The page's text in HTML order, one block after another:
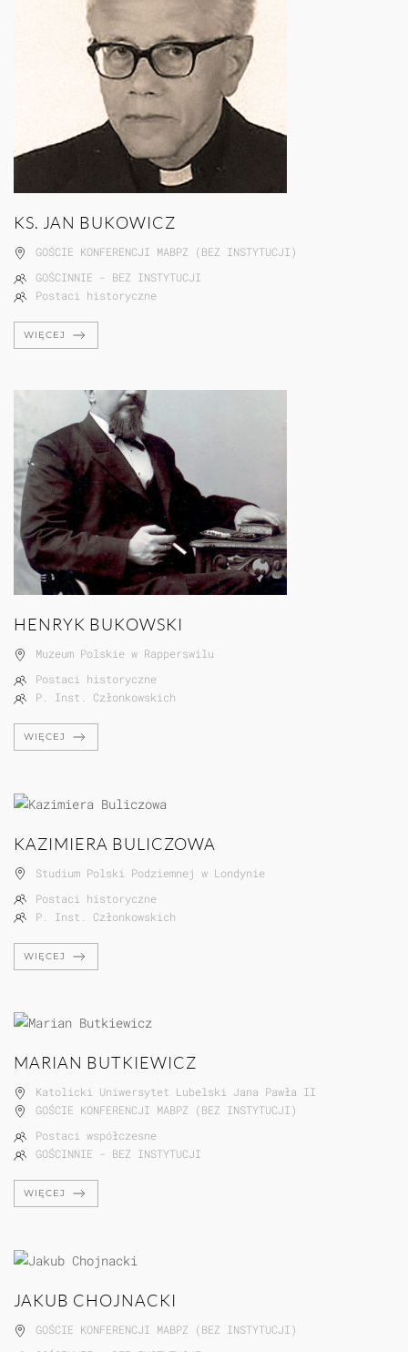
KS. JAN BUKOWICZ
GOŚCIE KONFERENCJI MABPZ (BEZ INSTYTUCJI)
GOŚCINNIE - BEZ INSTYTUCJI
Postaci historyczne
WIĘCEJ
HENRYK BUKOWSKI
Muzeum Polskie w Rapperswilu
Postaci historyczne
P. Inst. Członkowskich
WIĘCEJ
KAZIMIERA BULICZOWA
Studium Polski Podziemnej w Londynie
Postaci historyczne
P. Inst. Członkowskich
WIĘCEJ
MARIAN BUTKIEWICZ
Katolicki Uniwersytet Lubelski Jana Pawła II
GOŚCIE KONFERENCJI MABPZ (BEZ INSTYTUCJI)
Postaci współczesne
GOŚCINNIE - BEZ INSTYTUCJI
WIĘCEJ
JAKUB CHOJNACKI
GOŚCIE KONFERENCJI MABPZ (BEZ INSTYTUCJI)